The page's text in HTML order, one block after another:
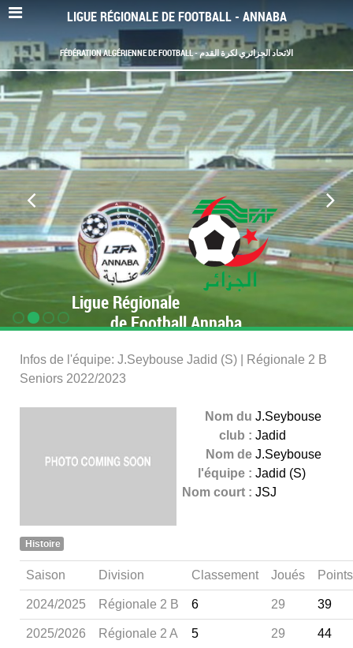
LIGUE RÉGIONALE DE FOOTBALL - ANNABA
FÉDÉRATION ALGÉRIENNE DE FOOTBALL - الاتحاد الجزائري لكرة القدم
Ligue Régionale
de Football Annaba
Infos de l'équipe: J.Seybouse Jadid (S) | Régionale 2 B
Seniors 2022/2023
Nom du
club :
J.Seybouse
Jadid
Nom de
l'équipe :
J.Seybouse
Jadid (S)
Nom court : JSJ
Histoire
Saison Division Classement Joués Points
2024/2025 Régionale 2 B 6 29 39
2025/2026 Régionale 2 A 5 29 44